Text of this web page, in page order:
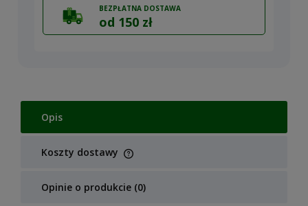
BEZPŁATNA DOSTAWA
od 150 zł
Opis
Koszty dostawy
Cena nie zawiera ewentualnych kosztów płatności
Opinie o produkcie (0)